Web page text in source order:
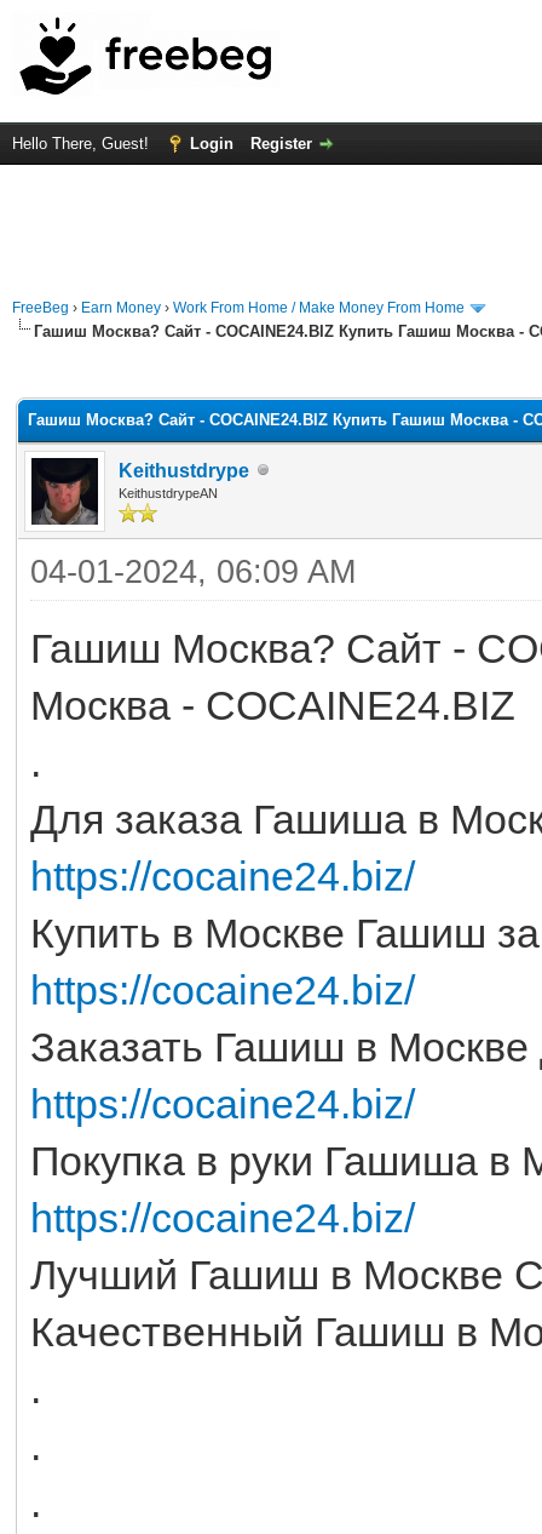
Hello There, Guest! Login Register
FreeBeg › Earn Money › Work From Home / Make Money From Home
Гашиш Москва? Сайт - COCAINE24.BIZ Купить Гашиш Москва -
Гашиш Москва? Сайт - COCAINE24.BIZ Купить Гашиш Москва -
Keithustdrype
KeithustdrypeAN
04-01-2024, 06:09 AM
Гашиш Москва? Сайт -
Москва - COCAINE24.BIZ
.
Для заказа Гашиша в
https://cocaine24.biz/
Купить в Москве Гашиш
https://cocaine24.biz/
Заказать Гашиш в
https://cocaine24.biz/
Покупка в руки Гашиша в
https://cocaine24.biz/
Лучший Гашиш в Москве
Качественный Гашиш в
.
.
.